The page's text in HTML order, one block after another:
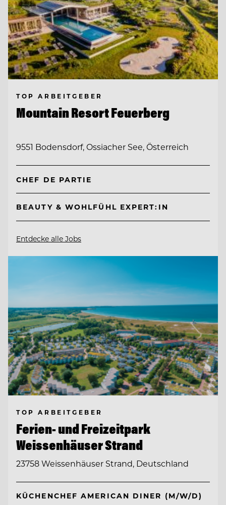
TOP ARBEITGEBER
Mountain Resort Feuerberg
9551 Bodensdorf, Ossiacher See, Österreich
CHEF DE PARTIE
BEAUTY & WOHLFÜHL EXPERT:IN
Entdecke alle Jobs
TOP ARBEITGEBER
Ferien- und Freizeitpark
Weissenhäuser Strand
23758 Weissenhäuser Strand, Deutschland
KÜCHENCHEF AMERICAN DINER (M/W/D)